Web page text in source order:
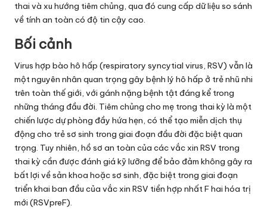
thai và xu hướng tiêm chủng, qua đó cung cấp dữ liệu so sánh
về tính an toàn có độ tin cậy cao.
Bối cảnh
Virus hợp bào hô hấp (respiratory syncytial virus, RSV) vẫn là
một nguyên nhân quan trọng gây bệnh lý hô hấp ở trẻ nhũ nhi
trên toàn thế giới, với gánh nặng bệnh tật đáng kể trong
những tháng đầu đời. Tiêm chủng cho mẹ trong thai kỳ là một
chiến lược dự phòng đầy hứa hẹn, có thể tạo miễn dịch thụ
động cho trẻ sơ sinh trong giai đoạn đầu đời đặc biệt quan
trọng. Tuy nhiên, hồ sơ an toàn của các vắc xin RSV trong
thai kỳ cần được đánh giá kỹ lưỡng để bảo đảm không gây ra
bất lợi về sản khoa hoặc sơ sinh, đặc biệt trong giai đoạn
triển khai ban đầu của vắc xin RSV tiền hợp nhất F hai hóa trị
mới (RSVpreF).